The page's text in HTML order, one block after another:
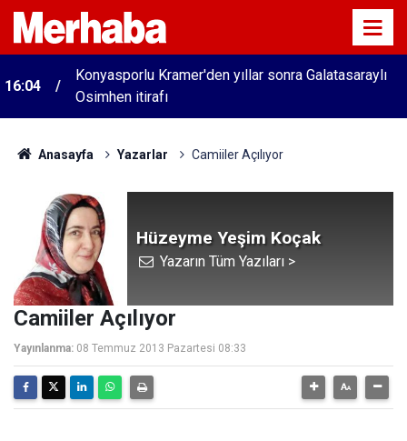
16:04
Konyasporlu Kramer'den yıllar sonra Galatasaraylı
Osimhen itirafı
Anasayfa Yazarlar Camiiler Açılıyor
Hüzeyme Yeşim Koçak
Yazarın Tüm Yazıları >
Camiiler Açılıyor
Yayınlanma: 08 Temmuz 2013 Pazartesi 08:33